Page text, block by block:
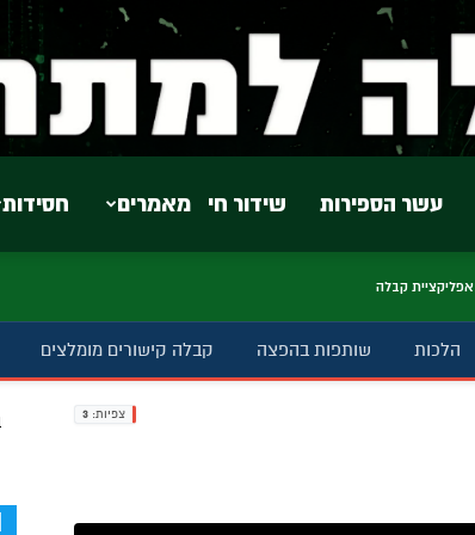
חסידות מאמרים שידור חי עשר הספירות
אפליקציית קבלה
הלכות שותפות בהפצה קבלה קישורים מומלצים
צפיות: 3